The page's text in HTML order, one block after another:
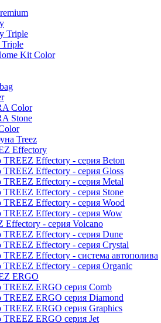
Triple
Kit Color
Color
Stone
Treez
Effectory
Effectory - серия Beton
Effectory - серия Gloss
Effectory - серия Metal
Effectory - серия Stone
Effectory - серия Wood
Effectory - серия Wow
Effectory - серия Volcano
Effectory - серия Dune
Effectory - серия Crystal
Effectory - система автополива
Effectory - серия Organic
ERGO
ERGO серия Comb
ERGO серия Diamond
ERGO серия Graphics
ERGO серия Jet